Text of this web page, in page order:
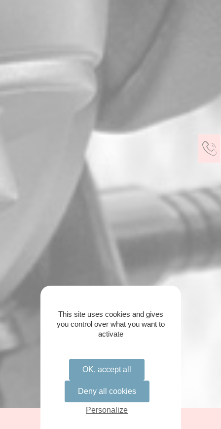
This site uses cookies and gives
you control over what you want to
activate
OK, accept all
Deny all cookies
Personalize